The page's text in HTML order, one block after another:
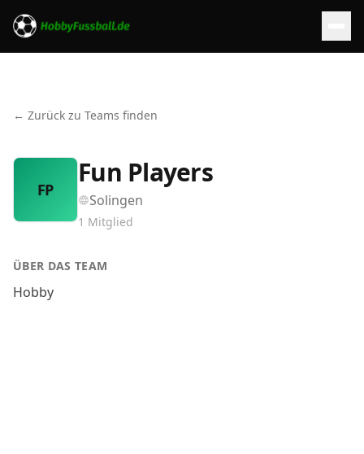
← Zurück zu Teams finden
FP
Fun Players
Solingen
1 Mitglied
ÜBER DAS TEAM
Hobby